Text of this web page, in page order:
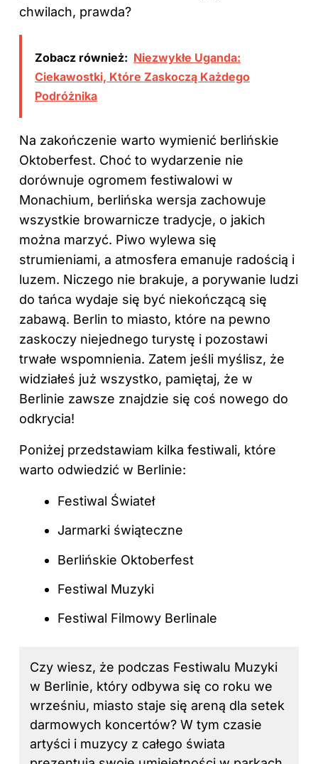
chwilach, prawda?
Zobacz również: Niezwykłe Uganda:
Ciekawostki, Które Zaskoczą Każdego
Podróżnika
Na zakończenie warto wymienić berlińskie
Oktoberfest. Choć to wydarzenie nie
dorównuje ogromem festiwalowi w
Monachium, berlińska wersja zachowuje
wszystkie browarnicze tradycje, o jakich
można marzyć. Piwo wylewa się
strumieniami, a atmosfera emanuje radością i
luzem. Niczego nie brakuje, a porywanie ludzi
do tańca wydaje się być niekończącą się
zabawą. Berlin to miasto, które na pewno
zaskoczy niejednego turystę i pozostawi
trwałe wspomnienia. Zatem jeśli myślisz, że
widziałeś już wszystko, pamiętaj, że w
Berlinie zawsze znajdzie się coś nowego do
odkrycia!
Poniżej przedstawiam kilka festiwali, które
warto odwiedzić w Berlinie:
Festiwal Świateł
Jarmarki świąteczne
Berlińskie Oktoberfest
Festiwal Muzyki
Festiwal Filmowy Berlinale
Czy wiesz, że podczas Festiwalu Muzyki
w Berlinie, który odbywa się co roku we
wrześniu, miasto staje się areną dla setek
darmowych koncertów? W tym czasie
artyści i muzycy z całego świata